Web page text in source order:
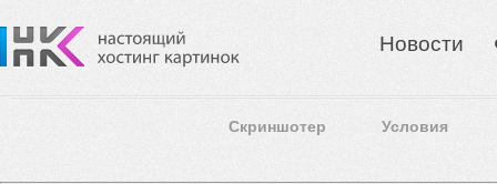
Новости
Скриншотер Условия